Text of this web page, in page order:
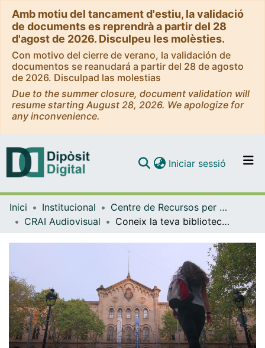
Amb motiu del tancament d'estiu, la validació
de documents es reprendrà a partir del 28
d'agost de 2026. Disculpeu les molèsties.
Con motivo del cierre de verano, la validación de
documentos se reanudará a partir del 28 de agosto
de 2026. Disculpad las molestias
Due to the summer closure, document validation will
resume starting August 28, 2026. We apologize for
any inconvenience.
Navega per tot el DD
Contacte
Iniciar sessió (current)
Inici Institucional
Centre de Recursos per a l'Aprenentatge i la Investigació (CRAI-UB) - Institucional
CRAI Audiovisual
Coneix la teva biblioteca. CRAI Biblioteca de Lletres [vídeo]. [versions anteriors]